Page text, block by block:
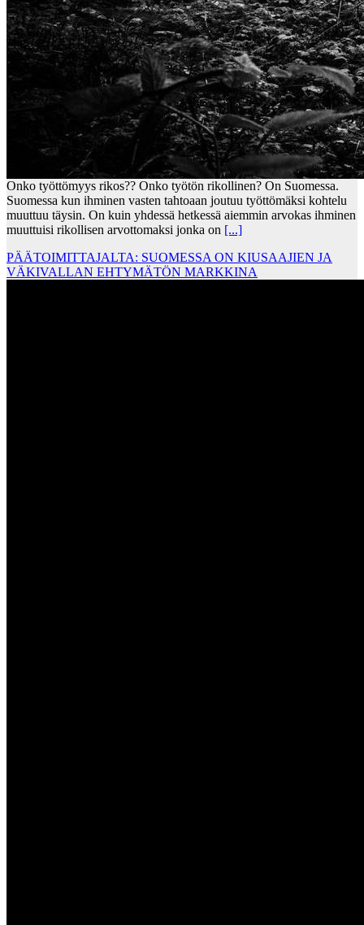
Onko työttömyys rikos?? Onko työtön rikollinen? On Suomessa.
Suomessa kun ihminen vasten tahtoaan joutuu työttömäksi kohtelu
muuttuu täysin. On kuin yhdessä hetkessä aiemmin arvokas ihminen
muuttuisi rikollisen arvottomaksi jonka on [...]
PÄÄTOIMITTAJALTA: SUOMESSA ON KIUSAAJIEN JA
VÄKIVALLAN EHTYMÄTÖN MARKKINA